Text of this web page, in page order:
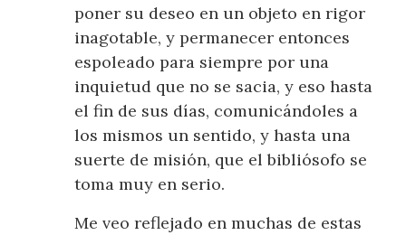
poner su deseo en un objeto en rigor
inagotable, y permanecer entonces
espoleado para siempre por una
inquietud que no se sacia, y eso hasta
el fin de sus días, comunicándoles a
los mismos un sentido, y hasta una
suerte de misión, que el bibliósofo se
toma muy en serio.
Me veo reflejado en muchas de estas